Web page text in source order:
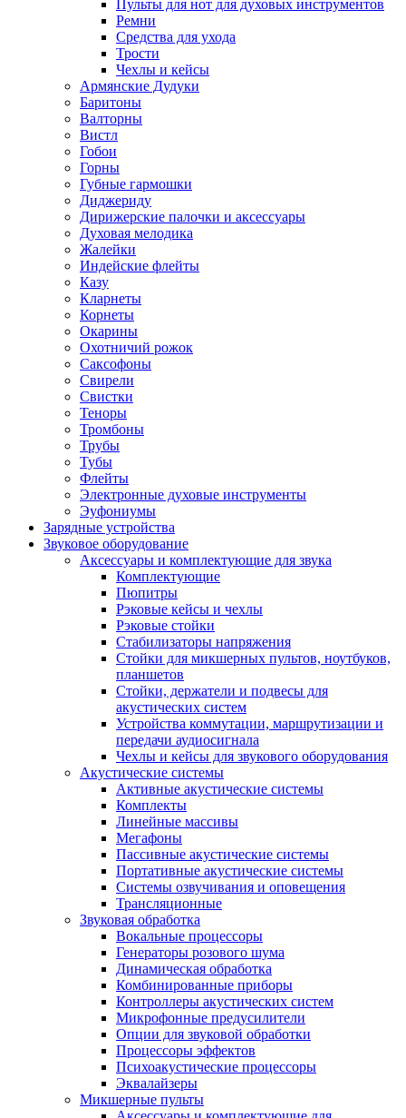
Пульты для нот для духовых инструментов
Ремни
Средства для ухода
Трости
Чехлы и кейсы
Армянские Дудуки
Баритоны
Валторны
Вистл
Гобои
Горны
Губные гармошки
Диджериду
Дирижерские палочки и аксессуары
Духовая мелодика
Жалейки
Индейские флейты
Казу
Кларнеты
Корнеты
Окарины
Охотничий рожок
Саксофоны
Свирели
Свистки
Теноры
Тромбоны
Трубы
Тубы
Флейты
Электронные духовые инструменты
Эуфониумы
Зарядные устройства
Звуковое оборудование
Аксессуары и комплектующие для звука
Комплектующие
Пюпитры
Рэковые кейсы и чехлы
Рэковые стойки
Стабилизаторы напряжения
Стойки для микшерных пультов, ноутбуков,
планшетов
Стойки, держатели и подвесы для
акустических систем
Устройства коммутации, маршрутизации и
передачи аудиосигнала
Чехлы и кейсы для звукового оборудования
Акустические системы
Активные акустические системы
Комплекты
Линейные массивы
Мегафоны
Пассивные акустические системы
Портативные акустические системы
Системы озвучивания и оповещения
Трансляционные
Звуковая обработка
Вокальные процессоры
Генераторы розового шума
Динамическая обработка
Комбинированные приборы
Контроллеры акустических систем
Микрофонные предусилители
Опции для звуковой обработки
Процессоры эффектов
Психоакустические процессоры
Эквалайзеры
Микшерные пульты